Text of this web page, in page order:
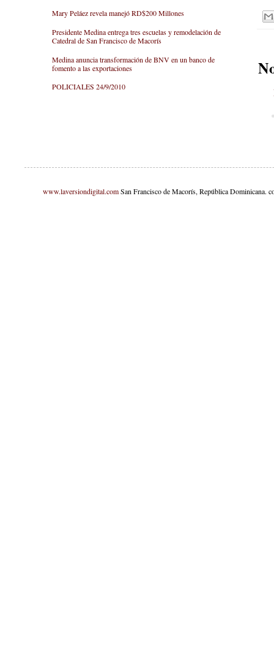
Mary Peláez revela manejó RD$200 Millones
Presidente Medina entrega tres escuelas y remodelación de
Catedral de San Francisco de Macorís
Medina anuncia transformación de BNV en un banco de
fomento a las exportaciones
POLICIALES 24/9/2010
www.laversiondigital.comSan Francisco de Macorís, República Dominicana.